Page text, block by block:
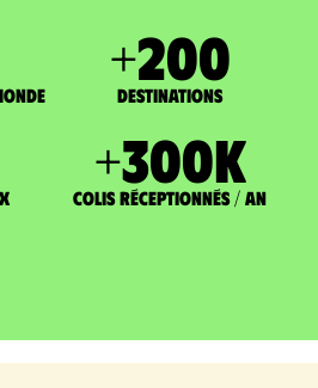
+200
DESTINATIONS
+300K
Colis réceptionnés / an